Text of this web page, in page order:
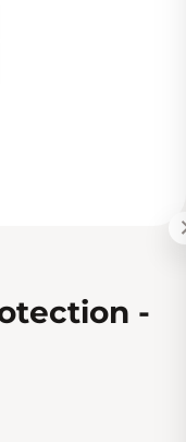
-